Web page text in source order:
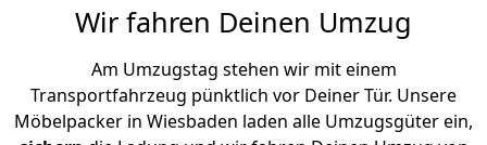
Wir fahren Deinen Umzug
Am Umzugstag stehen wir mit einem
Transportfahrzeug pünktlich vor Deiner Tür. Unsere
Möbelpacker in Wiesbaden laden alle Umzugsgüter ein,